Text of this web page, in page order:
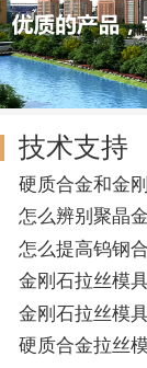
技术支持
硬质合金和金
怎么辨别聚晶
怎么提高钨钢
金刚石拉丝模
金刚石拉丝模
硬质合金拉丝